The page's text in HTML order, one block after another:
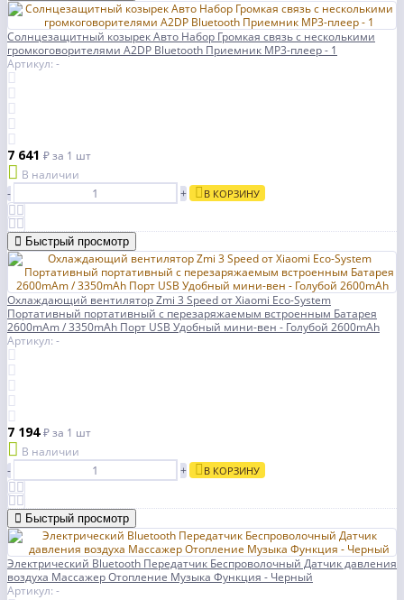
Солнцезащитный козырек Авто Набор Громкая связь с несколькими
громкоговорителями A2DP Bluetooth Приемник MP3-плеер - 1
Артикул: -
7 641 ₽за 1 шт
В наличии
-
+ В КОРЗИНУ
Быстрый просмотр
Охлаждающий вентилятор Zmi 3 Speed от Xiaomi Eco-System
Портативный портативный с перезаряжаемым встроенным Батарея
2600mAm / 3350mAh Порт USB Удобный мини-вен - Голубой 2600mAh
Артикул: -
7 194₽за 1 шт
В наличии
-
+ В КОРЗИНУ
Быстрый просмотр
Электрический Bluetooth Передатчик Беспроволочный Датчик давления
воздуха Массажер Отопление Музыка Функция - Черный
Артикул: -